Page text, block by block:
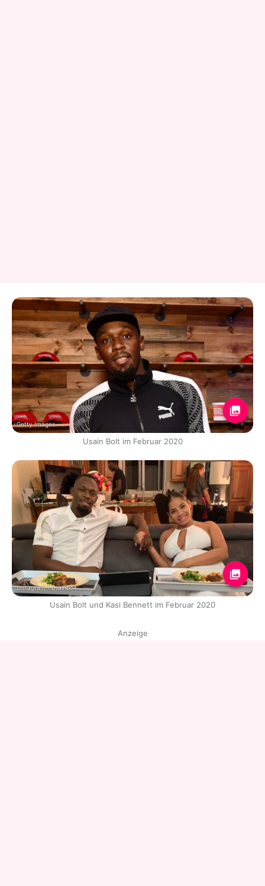
Getty Images
Usain Bolt im Februar 2020
Instagram / usainbolt
Usain Bolt und Kasi Bennett im Februar 2020
Anzeige